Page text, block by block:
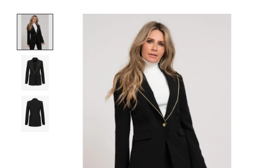
Product image slideshow Items